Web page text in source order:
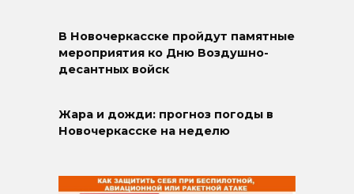
В Новочеркасске пройдут памятные
мероприятия ко Дню Воздушно-
десантных войск
Жара и дожди: прогноз погоды в
Новочеркасске на неделю